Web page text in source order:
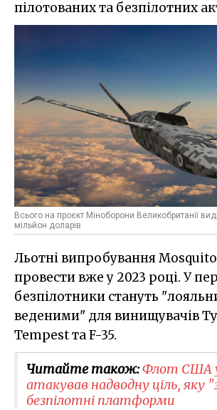
пілотованих та безпілотних
Всього на проєкт Міноборони Великобританії
мільйон доларів
Льотні випробування
провести вже у 2023 році. У
безпілотники стануть
веденими" для винищувачів
Tempest та F-35.
Читайте також:Флот США
атакував надводну ціль, яку
безпілотні платформи